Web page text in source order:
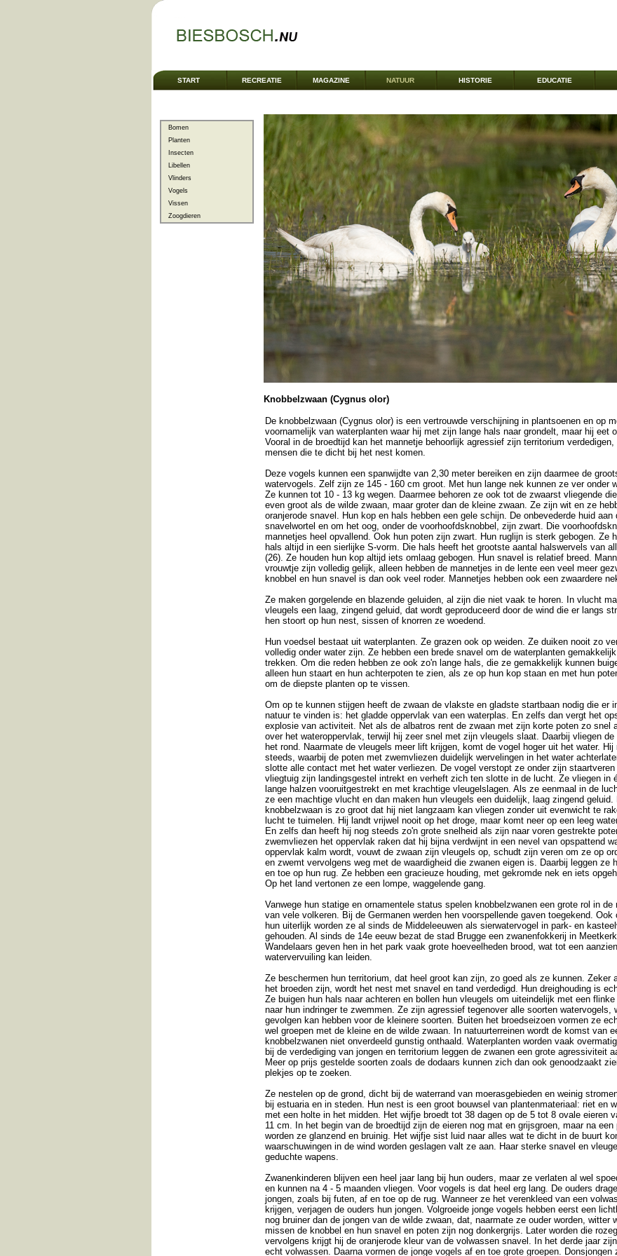
START RECREATIE MAGAZINE NATUUR HISTORIE EDUCATIE
Bomen
Planten
Insecten
Libellen
Vlinders
Vogels
Vissen
Zoogdieren
Knobbelzwaan (Cygnus olor)
De knobbelzwaan (Cygnus olor) is een vertrouwde verschijning in plantsoenen en op
voornamelijk van waterplanten waar hij met zijn lange hals naar grondelt, maar hij eet
Vooral in de broedtijd kan het mannetje behoorlijk agressief zijn territorium verdedigen,
mensen die te dicht bij het nest komen.
Deze vogels kunnen een spanwijdte van 2,30 meter bereiken en zijn daarmee de
watervogels. Zelf zijn ze 145 - 160 cm groot. Met hun lange nek kunnen ze ver onder
Ze kunnen tot 10 - 13 kg wegen. Daarmee behoren ze ook tot de zwaarst vliegende
even groot als de wilde zwaan, maar groter dan de kleine zwaan. Ze zijn wit en ze
oranjerode snavel. Hun kop en hals hebben een gele schijn. De onbevederde huid aan
snavelwortel en om het oog, onder de voorhoofdsknobbel, zijn zwart. Die
mannetjes heel opvallend. Ook hun poten zijn zwart. Hun ruglijn is sterk gebogen. Ze
hals altijd in een sierlijke S-vorm. Die hals heeft het grootste aantal halswervels van
(26). Ze houden hun kop altijd iets omlaag gebogen. Hun snavel is relatief breed.
vrouwtje zijn volledig gelijk, alleen hebben de mannetjes in de lente een veel meer
knobbel en hun snavel is dan ook veel roder. Mannetjes hebben ook een zwaardere
Ze maken gorgelende en blazende geluiden, al zijn die niet vaak te horen. In vlucht
vleugels een laag, zingend geluid, dat wordt geproduceerd door de wind die er langs
hen stoort op hun nest, sissen of knorren ze woedend.
Hun voedsel bestaat uit waterplanten. Ze grazen ook op weiden. Ze duiken nooit zo
volledig onder water zijn. Ze hebben een brede snavel om de waterplanten
trekken. Om die reden hebben ze ook zo'n lange hals, die ze gemakkelijk kunnen
alleen hun staart en hun achterpoten te zien, als ze op hun kop staan en met hun
om de diepste planten op te vissen.
Om op te kunnen stijgen heeft de zwaan de vlakste en gladste startbaan nodig die er
natuur te vinden is: het gladde oppervlak van een waterplas. En zelfs dan vergt het
explosie van activiteit. Net als de albatros rent de zwaan met zijn korte poten zo snel
over het wateroppervlak, terwijl hij zeer snel met zijn vleugels slaat. Daarbij vliegen
het rond. Naarmate de vleugels meer lift krijgen, komt de vogel hoger uit het water. Hij
steeds, waarbij de poten met zwemvliezen duidelijk wervelingen in het water
slotte alle contact met het water verliezen. De vogel verstopt ze onder zijn
vliegtuig zijn landingsgestel intrekt en verheft zich ten slotte in de lucht. Ze vliegen in
lange halzen vooruitgestrekt en met krachtige vleugelslagen. Als ze eenmaal in de
ze een machtige vlucht en dan maken hun vleugels een duidelijk, laag zingend geluid.
knobbelzwaan is zo groot dat hij niet langzaam kan vliegen zonder uit evenwicht te
lucht te tuimelen. Hij landt vrijwel nooit op het droge, maar komt neer op een leeg
En zelfs dan heeft hij nog steeds zo'n grote snelheid als zijn naar voren gestrekte
zwemvliezen het oppervlak raken dat hij bijna verdwijnt in een nevel van opspattend
oppervlak kalm wordt, vouwt de zwaan zijn vleugels op, schudt zijn veren om ze op
en zwemt vervolgens weg met de waardigheid die zwanen eigen is. Daarbij leggen ze
en toe op hun rug. Ze hebben een gracieuze houding, met gekromde nek en iets
Op het land vertonen ze een lompe, waggelende gang.
Vanwege hun statige en ornamentele status spelen knobbelzwanen een grote rol in de
van vele volkeren. Bij de Germanen werden hen voorspellende gaven toegekend. Ook
hun uiterlijk worden ze al sinds de Middeleeuwen als sierwatervogel in park- en
gehouden. Al sinds de 14e eeuw bezat de stad Brugge een zwanenfokkerij in
Wandelaars geven hen in het park vaak grote hoeveelheden brood, wat tot een
watervervuiling kan leiden.
Ze beschermen hun territorium, dat heel groot kan zijn, zo goed als ze kunnen. Zeker
het broeden zijn, wordt het nest met snavel en tand verdedigd. Hun dreighouding is
Ze buigen hun hals naar achteren en bollen hun vleugels om uiteindelijk met een flinke
naar hun indringer te zwemmen. Ze zijn agressief tegenover alle soorten watervogels,
gevolgen kan hebben voor de kleinere soorten. Buiten het broedseizoen vormen ze
wel groepen met de kleine en de wilde zwaan. In natuurterreinen wordt de komst van
knobbelzwanen niet onverdeeld gunstig onthaald. Waterplanten worden vaak
bij de verdediging van jongen en territorium leggen de zwanen een grote agressiviteit
Meer op prijs gestelde soorten zoals de dodaars kunnen zich dan ook genoodzaakt
plekjes op te zoeken.
Ze nestelen op de grond, dicht bij de waterrand van moerasgebieden en weinig
bij estuaria en in steden. Hun nest is een groot bouwsel van plantenmateriaal: riet en
met een holte in het midden. Het wijfje broedt tot 38 dagen op de 5 tot 8 ovale eieren
11 cm. In het begin van de broedtijd zijn de eieren nog mat en grijsgroen, maar na een
worden ze glanzend en bruinig. Het wijfje sist luid naar alles wat te dicht in de buurt
waarschuwingen in de wind worden geslagen valt ze aan. Haar sterke snavel en
geduchte wapens.
Zwanenkinderen blijven een heel jaar lang bij hun ouders, maar ze verlaten al wel
en kunnen na 4 - 5 maanden vliegen. Voor vogels is dat heel erg lang. De ouders
jongen, zoals bij futen, af en toe op de rug. Wanneer ze het verenkleed van een
krijgen, verjagen de ouders hun jongen. Volgroeide jonge vogels hebben eerst een
nog bruiner dan de jongen van de wilde zwaan, dat, naarmate ze ouder worden, witter
missen de knobbel en hun snavel en poten zijn nog donkergrijs. Later worden die
vervolgens krijgt hij de oranjerode kleur van de volwassen snavel. In het derde jaar
echt volwassen. Daarna vormen de jonge vogels af en toe grote groepen. Donsjongen